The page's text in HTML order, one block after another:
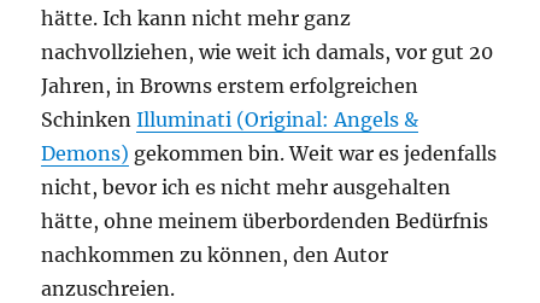
hätte. Ich kann nicht mehr ganz
nachvollziehen, wie weit ich damals, vor gut 20
Jahren, in Browns erstem erfolgreichen
SchinkenIlluminati (Original: Angels &
Demons) gekommen bin. Weit war es jedenfalls
nicht, bevor ich es nicht mehr ausgehalten
hätte, ohne meinem überbordenden Bedürfnis
nachkommen zu können, den Autor
anzuschreien.